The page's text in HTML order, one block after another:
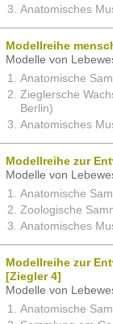
Anatomisches
Modellreihe
Modelle von
Anatomische
Zieglersche
Berlin)
Anatomisches
Modellreihe zur
Modelle von
Anatomische
Zoologische
Anatomisches
Modellreihe zur
[Ziegler 4]
Modelle von
Anatomische